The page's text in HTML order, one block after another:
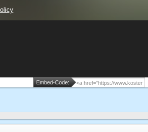
Embed-Code: